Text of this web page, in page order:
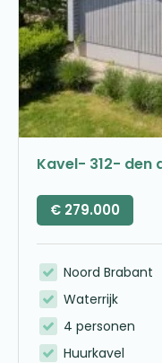
Kavel- 312- den
€ 279.000
Noord Brabant
Waterrijk
4 personen
Huurkavel